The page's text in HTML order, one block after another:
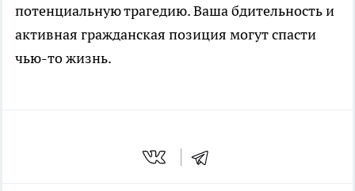
потенциальную трагедию. Ваша бдительность и
активная гражданская позиция могут спасти
чью-то жизнь.